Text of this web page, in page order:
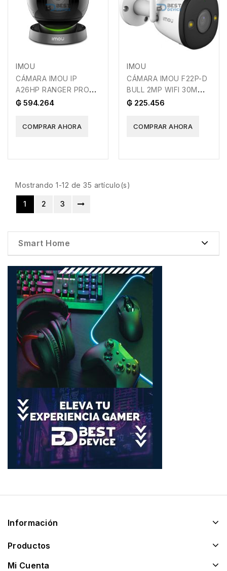
IMOU
CÁMARA IMOU IP
A26HP RANGER PRO
2MP WIFI 10M
₲ 594.264
COMPRAR AHORA
IMOU
CÁMARA IMOU F22P-D
BULL 2MP WIFI 30M
2.8MM
₲ 225.456
COMPRAR AHORA
Mostrando 1-12 de 35 artículo(s)
1 2 3
Smart Home
Información
Productos
Mi Cuenta